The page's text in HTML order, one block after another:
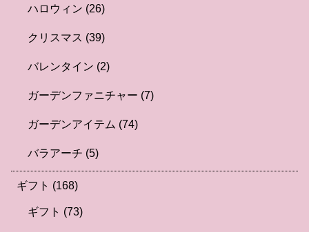
ハロウィン (26)
クリスマス (39)
バレンタイン (2)
ガーデンファニチャー (7)
ガーデンアイテム (74)
バラアーチ (5)
ギフト (168)
ギフト (73)